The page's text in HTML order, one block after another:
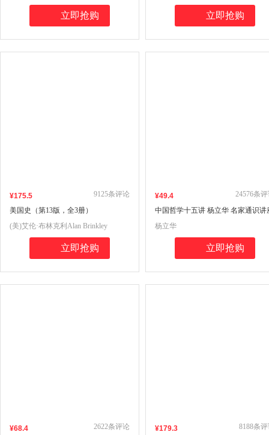
立即抢购 立即抢购
¥175.5
美国史（第13版，全3册）
9125条评论
(美)艾伦·布林克利Alan Brinkley
立即抢购
¥49.4
中国哲学十五讲 杨立华 名家通识讲
书系
24576条
杨立华
立即抢购
¥68.4
2622条评论 ¥179.3
8188条